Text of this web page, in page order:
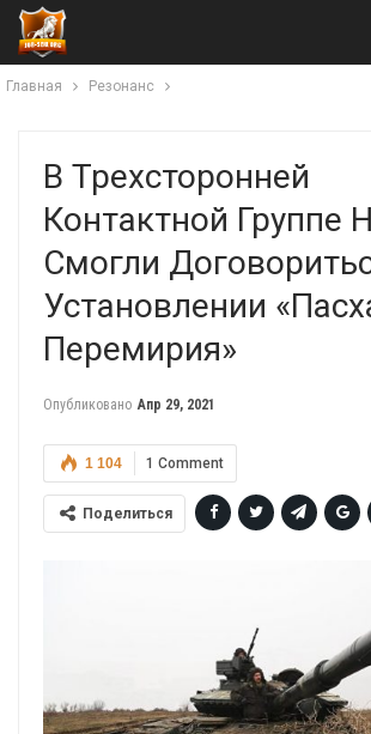
Главная Резонанс
В Трехсторонней
Контактной Группе
Смогли
Установлении
Перемирия»
Опубликовано Апр 29, 2021
1 Comment
1 104
Поделиться